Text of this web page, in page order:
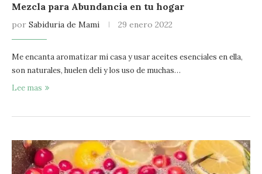
Mezcla para Abundancia en tu hogar
por Sabiduria de Mami 29 enero 2022
Me encanta aromatizar mi casa y usar aceites esenciales en ella,
son naturales, huelen deli y los uso de muchas…
Lee mas